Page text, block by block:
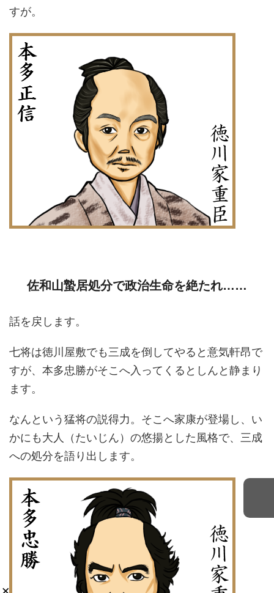
すが。
佐和山蟄居処分で政治生命を絶たれ……
話を戻します。
七将は徳川屋敷でも三成を倒してやると意気軒昂で
すが、本多忠勝がそこへ入ってくるとしんと静まり
ます。
なんという猛将の説得力。そこへ家康が登場し、い
かにも大人（たいじん）の悠揚とした風格で、三成
への処分を語り出します。